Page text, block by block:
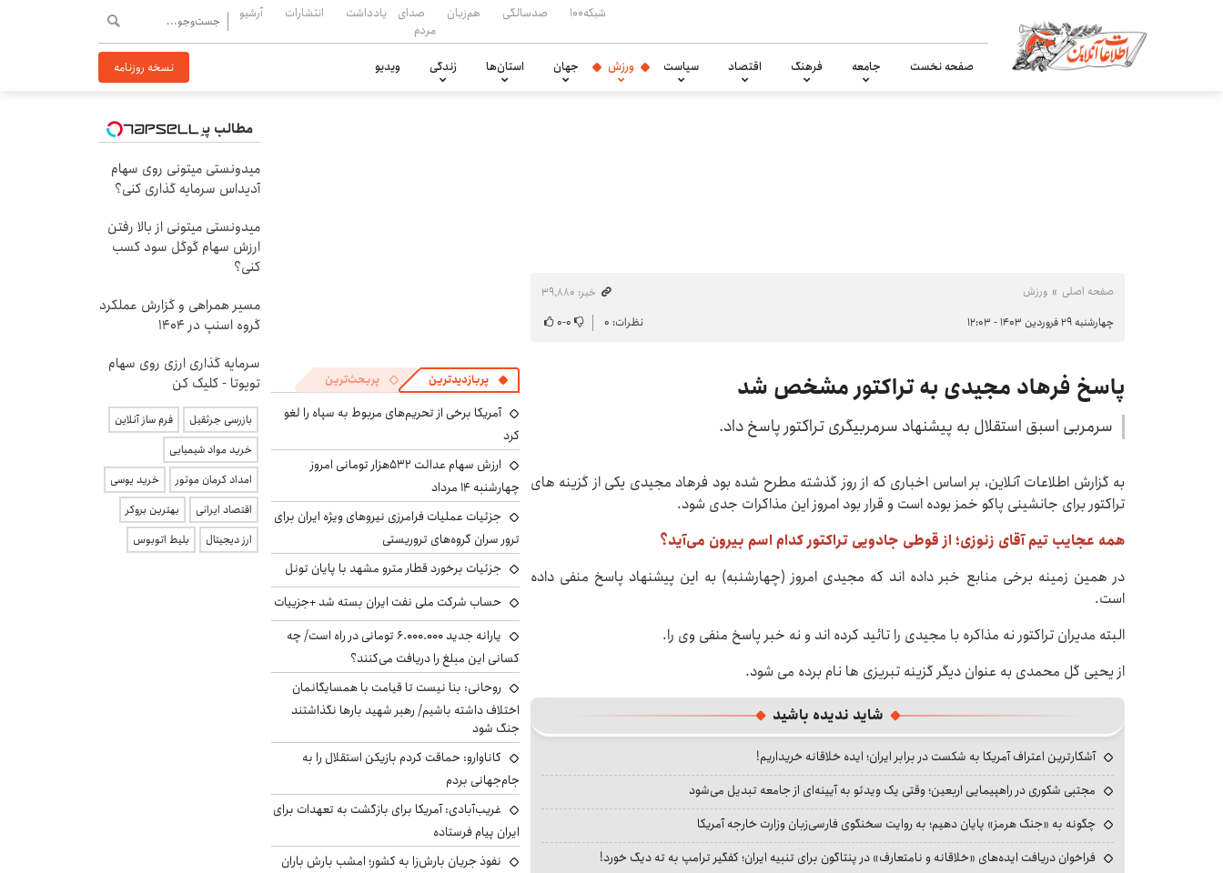
شبکه۱۰۰ صدسالگی هم‌زبان
صدای
مردم
یادداشت انتشارات آرشیو
صفحه نخست جامعه فرهنگ اقتصاد سیاست ورزش جهان استان‌ها زندگی ویدیو نسخه روزنامه
صفحه اصلی ورزش
خبر: ۳۹٬۸۸۰
چهارشنبه ۲۹ فروردین ۱۴۰۳ - ۱۲:۰۳
نظرات: ۰ ۰-۰
پاسخ فرهاد مجیدی به تراکتور مشخص شد
سرمربی اسبق استقلال به پیشنهاد سرمربیگری تراکتور پاسخ داد.
به گزارش اطلاعات آنلاین، بر اساس اخباری که از روز گذشته مطرح شده بود فرهاد مجیدی یکی از گزینه های
تراکتور برای جانشینی پاکو خمز بوده است و قرار بود امروز این مذاکرات جدی شود.
همه عجایب تیم آقای زنوزی؛ از قوطی جادویی تراکتور کدام اسم بیرون می‌آید؟
در همین زمینه برخی منابع خبر داده اند که مجیدی امروز (چهارشنبه) به این پیشنهاد پاسخ منفی داده
است.
البته مدیران تراکتور نه مذاکره با مجیدی را تائید کرده اند و نه خبر پاسخ منفی وی را.
از یحیی گل محمدی به عنوان دیگر گزینه تبریزی ها نام برده می شود.
شاید ندیده باشید
آشکارترین اعتراف آمریکا به شکست در برابر ایران؛ ایده خلاقانه خریداریم!
مجتبی شکوری در راهپیمایی اربعین؛ وقتی یک ویدئو به آیینه‌ای از جامعه تبدیل می‌شود
چگونه به «جنگ هرمز» پایان دهیم؛ به روایت سخنگوی فارسی‌زبان وزارت خارجه آمریکا
فراخوان دریافت ایده‌های «خلاقانه و نامتعارف» در پنتاگون برای تنبیه ایران؛ کفگیر ترامپ به ته دیگ خورد!
پربازدیدترین پربحث‌ترین
آمریکا برخی از تحریم‌های مربوط به سپاه را لغو
کرد
ارزش سهام عدالت ۵۳۲هزار تومانی امروز
چهارشنبه ۱۴ مرداد
جزئیات عملیات فرامرزی نیروهای ویژه ایران برای
ترور سران گروه‌های تروریستی
جزئیات برخورد قطار مترو مشهد با پایان تونل
حساب‌ شرکت ملی نفت ایران بسته شد +جزییات
یارانه جدید ۶.۰۰۰.۰۰۰ تومانی در راه است/ چه
کسانی این مبلغ را دریافت می‌کنند؟
روحانی: بنا نیست تا قیامت با همسایگانمان
اختلاف داشته باشیم/ رهبر شهید بارها نگذاشتند
جنگ شود
کاناوارو: حماقت کردم بازیکن استقلال را به
جام‌جهانی بردم
غریب‌آبادی: آمریکا برای بازگشت به تعهدات برای
ایران پیام فرستاده
نفوذ جریان بارش‌زا به کشور؛ امشب بارش باران
مطالب پیشنهادی
میدونستی میتونی روی سهام
آدیداس سرمایه گذاری کنی؟
میدونستی میتونی از بالا رفتن
ارزش سهام گوگل سود کسب
کنی؟
مسیر همراهی و گزارش عملکرد
گروه اسنپ در ۱۴۰۴
سرمایه گذاری ارزی روی سهام
تویوتا - کلیک کن
بازرسی جرثقیل
فرم ساز آنلاین
خرید مواد شیمیایی
امداد کرمان موتور
خرید یوسی
اقتصاد ایرانی
بهترین بروکر
ارز دیجیتال
بلیط اتوبوس